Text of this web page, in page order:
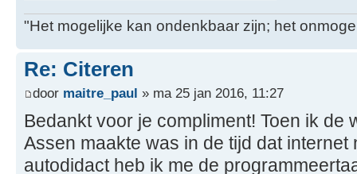
"Het mogelijke kan ondenkbaar zijn; het
Re: Citeren
door maitre_paul » ma 25 jan 2016, 11:27
Bedankt voor je compliment! Toen ik de
Assen maakte was in de tijd dat internet
autodidact heb ik me de